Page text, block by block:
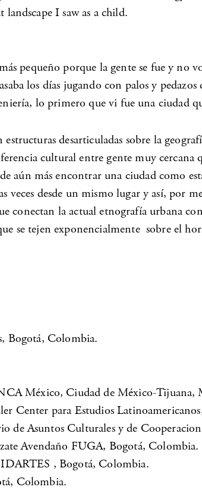
I saw as a child.
pequeño porque la gente se fue y no
los días jugando con palos y
lo primero que vi fue una ciudad
desarticuladas sobre la
cultural entre gente muy
aún más encontrar una ciudad como
veces desde un mismo lugar y así, por
conectan la actual etnografía urbana
se tejen exponencialmente sobre el
Bogotá, Colombia.
México, Ciudad de México-Tijuana,
Center para Estudios
Asuntos Culturales y de
Avendaño FUGA, Bogotá, Colombia.
, Bogotá, Colombia.
Colombia.